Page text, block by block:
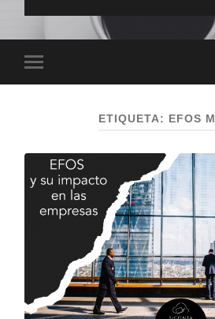
el
ETIQUETA: EFOS